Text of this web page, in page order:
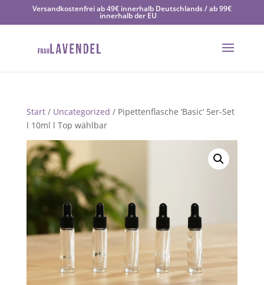
Versandkostenfrei ab 49€ innerhalb Deutschlands / ab 99€
innerhalb der EU
Start/ Uncategorized / Pipettenflasche ‘Basic’ 5er-Set
l 10ml l Top wählbar